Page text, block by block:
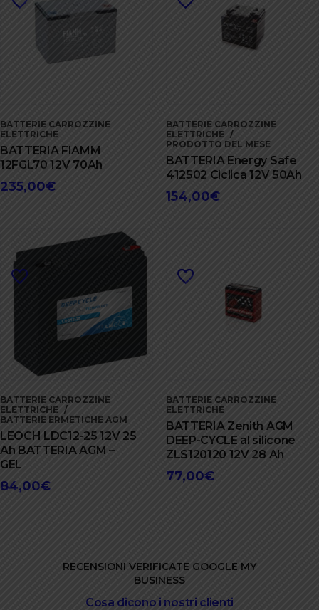
BATTERIE CARROZZINE
ELETTRICHE
BATTERIA FIAMM
12FGL70 12V 70Ah
235,00€
BATTERIE CARROZZINE
ELETTRICHE
PRODOTTO DEL MESE
BATTERIA Energy Safe
412502 Ciclica 12V 50Ah
154,00€
BATTERIE CARROZZINE
ELETTRICHE
BATTERIE ERMETICHE AGM
LEOCH LDC12-25 12V 25
Ah BATTERIA AGM –
GEL
84,00€
BATTERIE CARROZZINE
ELETTRICHE
BATTERIA Zenith AGM
DEEP-CYCLE al silicone
ZLS120120 12V 28 Ah
77,00€
RECENSIONI VERIFICATE GOOGLE MY
BUSINESS
Cosa dicono i nostri clienti